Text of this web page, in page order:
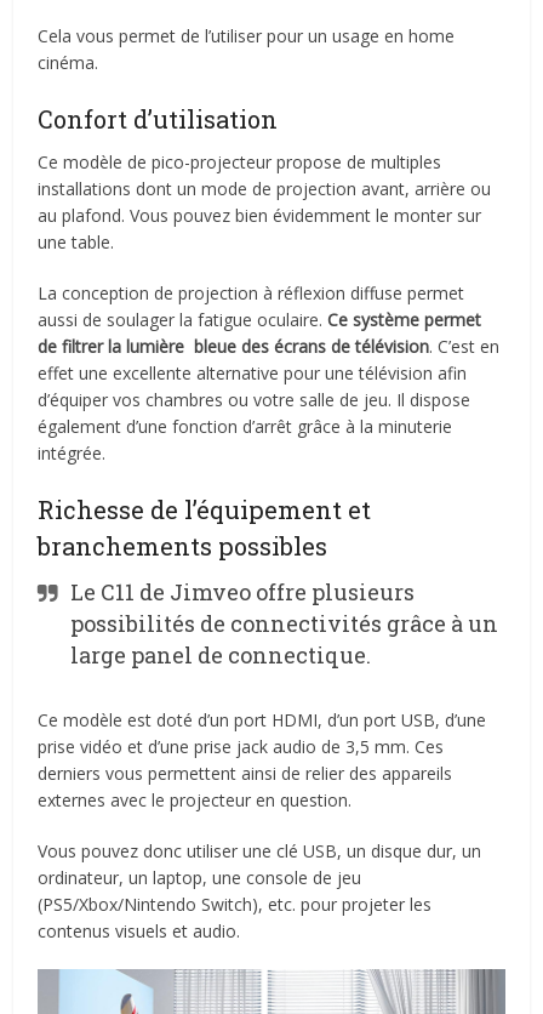
Cela vous permet de l’utiliser pour un usage en home
cinéma.
Confort d’utilisation
Ce modèle de pico-projecteur propose de multiples
installations dont un mode de projection avant, arrière ou
au plafond. Vous pouvez bien évidemment le monter sur
une table.
La conception de projection à réflexion diffuse permet
aussi de soulager la fatigue oculaire.Ce système permet
de filtrer la lumière bleue des écrans de télévision. C’est en
effet une excellente alternative pour une télévision afin
d’équiper vos chambres ou votre salle de jeu. Il dispose
également d’une fonction d’arrêt grâce à la minuterie
intégrée.
Richesse de l’équipement et
branchements possibles
Le C11 de Jimveo offre plusieurs
possibilités de connectivités grâce à un
large panel de connectique.
Ce modèle est doté d’un port HDMI, d’un port USB, d’une
prise vidéo et d’une prise jack audio de 3,5 mm. Ces
derniers vous permettent ainsi de relier des appareils
externes avec le projecteur en question.
Vous pouvez donc utiliser une clé USB, un disque dur, un
ordinateur, un laptop, une console de jeu
(PS5/Xbox/Nintendo Switch), etc. pour projeter les
contenus visuels et audio.